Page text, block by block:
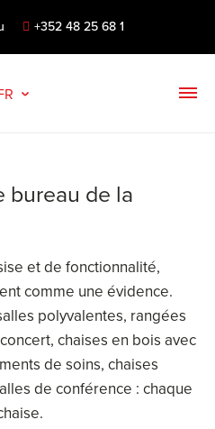
+352 48 25 68 1
bureau de la
et de fonctionnalité,
comme une évidence.
polyvalentes, rangées
chaises en bois avec
de soins, chaises
de conférence : chaque